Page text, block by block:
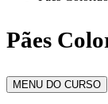
Pães
MENU DO CURSO